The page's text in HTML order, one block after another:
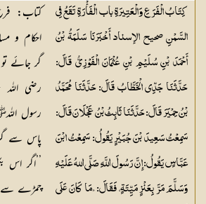
كِتَابُ الْفَرَعِ وَالْعَتِيرَةِ باب الْفَأْرَةِ تَقَعُ فِي
السَّمْنِ صحيح الإسناد أَخْبَرَنَا سَلَمَةُ بْنُ
أَحْمَدَ بْنِ سُلَيْمِ بْنِ عُثْمَانَ الْفَوْزِيُّ قَالَ:
حَدَّثَنَا جَدِّي الْخَطَّابُ قَالَ: حَدَّثَنَا مُحَمَّدُ
بْنُ حِمْيَرَ قَالَ: حَدَّثَنَا ثَابِثُ بْنُ عَجْلَانَ قَالَ:
سَمِعْتُ سَعِيدَ بْنَ جُبَيْرٍ يَقُولُ: سَمِعْتُ ابْنَ
عَبَّاسٍ يَقُولُ: إِنَّ رَسُولَ اللَّهِ صَلَّى اللهُ عَلَيْهِ
وَسَلَّمَ مَرَّ بِعَنْزٍ مَيِّتَةٍ، فَقَالَ: «مَا كَانَ عَلَى
کتاب:
احکام و
گر جائے
رضی
رسول
پاس سے
’’اگر
چمڑے سے